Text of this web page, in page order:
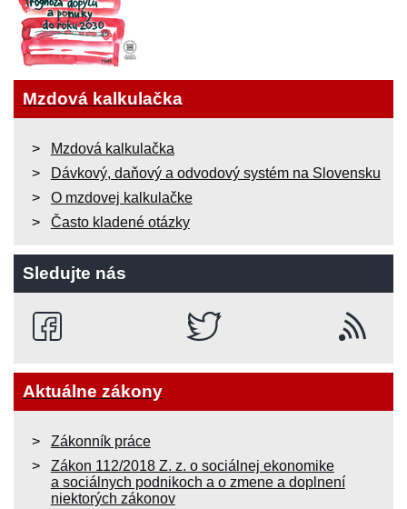
Mzdová kalkulačka
Mzdová kalkulačka
Dávkový, daňový a odvodový systém na Slovensku
O mzdovej kalkulačke
Často kladené otázky
Sledujte nás
Aktuálne zákony
Zákonník práce
Zákon 112/2018 Z. z. o sociálnej ekonomike
a sociálnych podnikoch a o zmene a doplnení
niektorých zákonov